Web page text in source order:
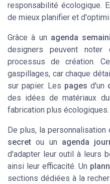
responsabilité écologique.
de mieux planifier et
Grâce à un agenda
designers peuvent
processus de création.
gaspillages, car chaque
sur papier. Les pages d'un
des idées de matériaux
fabrication plus écologiques.
De plus, la personnalisation
secret ou un agenda
d'adapter leur outil à leurs
ainsi leur efficacité. Un
sections dédiées à la